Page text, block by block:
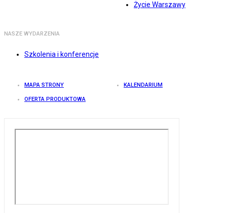
Życie Warszawy
NASZE WYDARZENIA
Szkolenia i konferencje
MAPA STRONY KALENDARIUM
OFERTA PRODUKTOWA